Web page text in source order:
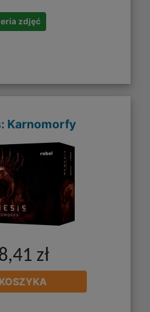
zdjęć
Karnomorfy
zł